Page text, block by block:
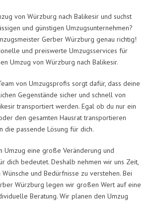
von Würzburg nach Balikesir und suchst
und günstigen Umzugsunternehmen?
Gerber Würzburg genau richtig!
und preiswerte Umzugsservices für
Umzug von Würzburg nach Balikesir.
von Umzugsprofis sorgt dafür, dass deine
Gegenstände sicher und schnell von
transportiert werden. Egal ob du nur ein
den gesamten Hausrat transportieren
die passende Lösung für dich.
Umzug eine große Veränderung und
dich bedeutet. Deshalb nehmen wir uns Zeit,
und Bedürfnisse zu verstehen. Bei
Würzburg legen wir großen Wert auf eine
Beratung. Wir planen den Umzug